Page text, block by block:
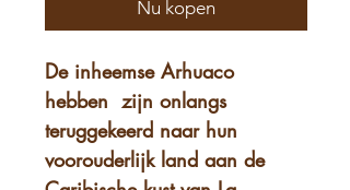
Nu kopen
De inheemse Arhuaco
hebben zijn onlangs
teruggekeerd naar hun
voorouderlijk land aan de